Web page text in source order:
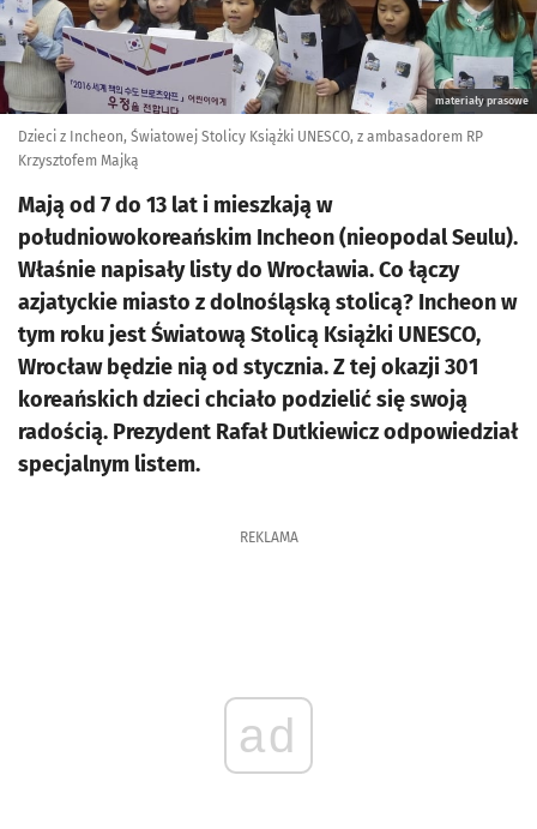
materiały prasowe
Dzieci z Incheon, Światowej Stolicy Książki UNESCO, z ambasadorem RP
Krzysztofem Majką
Mają od 7 do 13 lat i mieszkają w
południowokoreańskim Incheon (nieopodal Seulu).
Właśnie napisały listy do Wrocławia. Co łączy
azjatyckie miasto z dolnośląską stolicą? Incheon w
tym roku jest Światową Stolicą Książki UNESCO,
Wrocław będzie nią od stycznia. Z tej okazji 301
koreańskich dzieci chciało podzielić się swoją
radością. Prezydent Rafał Dutkiewicz odpowiedział
specjalnym listem.
REKLAMA
ad